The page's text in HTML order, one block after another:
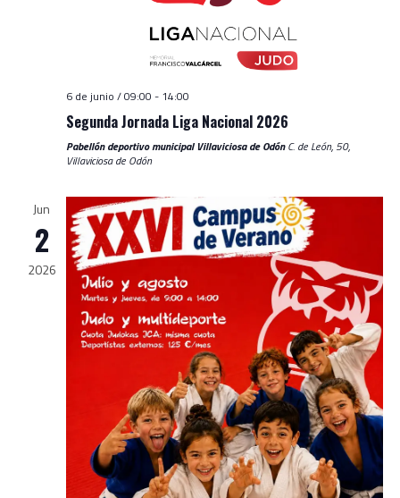
6 de junio / 09:00 - 14:00
Segunda Jornada Liga Nacional 2026
Pabellón deportivo municipal Villaviciosa de OdónC. de León, 50,
Villaviciosa de Odón
Jun
2
2026